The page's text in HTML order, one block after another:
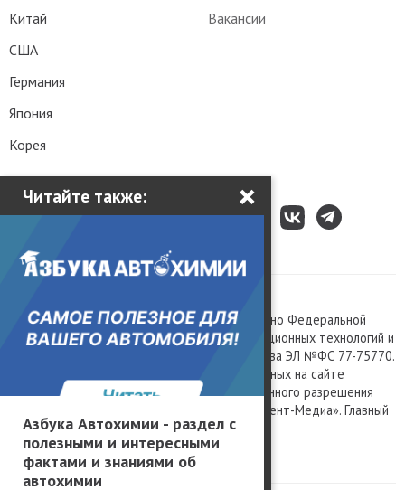
Читайте также: ×
Азбука Автохимии - раздел с
полезными и интересными
фактами и знаниями об
автохимии
Вакансии
Китай
США
Германия
Япония
Корея
Сетевое издание «Kolesa.ru», зарегистрировано Федеральной
службой по надзору в сфере связи, информационных технологий и
массовых коммуникаций, номер свидетельства ЭЛ №ФС 77-75770.
Любое использование материалов, размещенных на сайте
www.kolesa.ru, допускается только с письменного разрешения
правообладателя. Учредитель ООО «Президент-Медиа». Главный
редактор Баландин М.А. 0+
Политика конфиденциальности